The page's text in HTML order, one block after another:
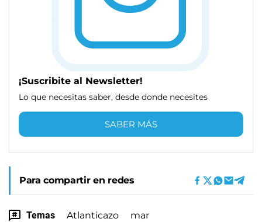
¡Suscribite al Newsletter!
Lo que necesitas saber, desde donde necesites
SABER MÁS
Para compartir en redes
Temas Atlanticazo mar